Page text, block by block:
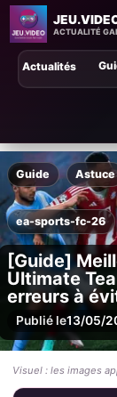
ACTUALITÉ
Actualités
Guide Astuce
ea-sports-fc-26
[Guide]
Ultimate
erreurs à
Publié le13/05/
Visuel : les images